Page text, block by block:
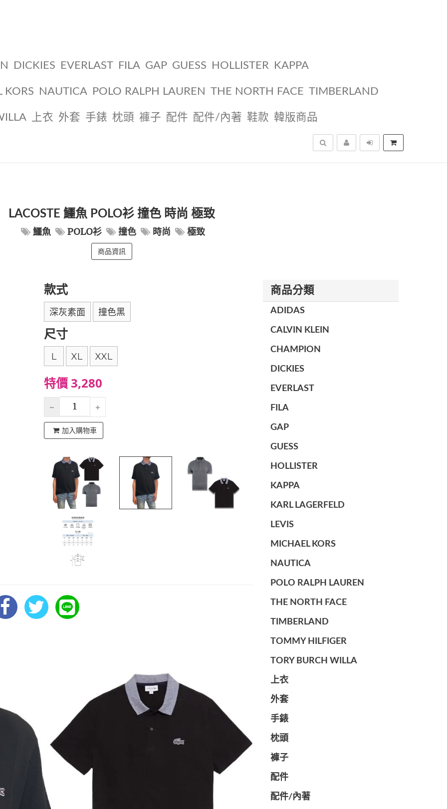
DICKIES EVERLAST FILA GAP GUESS HOLLISTER KAPPA
KORS NAUTICA POLO RALPH LAUREN THE NORTH FACE TIMBERLAND
上衣 外套 手錶 枕頭 褲子 配件 配件/內著 鞋款 韓版商品
搜尋
LACOSTE 鱷魚 POLO衫 撞色 時尚 極致
鱷魚 POLO衫 撞色 時尚 極致
商品資訊
款式
深灰素面 撞色黑
尺寸
L XL XXL
特價 3,280
加入購物車
商品分類
ADIDAS
CALVIN KLEIN
CHAMPION
DICKIES
EVERLAST
FILA
GAP
GUESS
HOLLISTER
KAPPA
KARL LAGERFELD
LEVIS
MICHAEL KORS
NAUTICA
POLO RALPH LAUREN
THE NORTH FACE
TIMBERLAND
TOMMY HILFIGER
TORY BURCH WILLA
上衣
外套
手錶
枕頭
褲子
配件
配件/內著